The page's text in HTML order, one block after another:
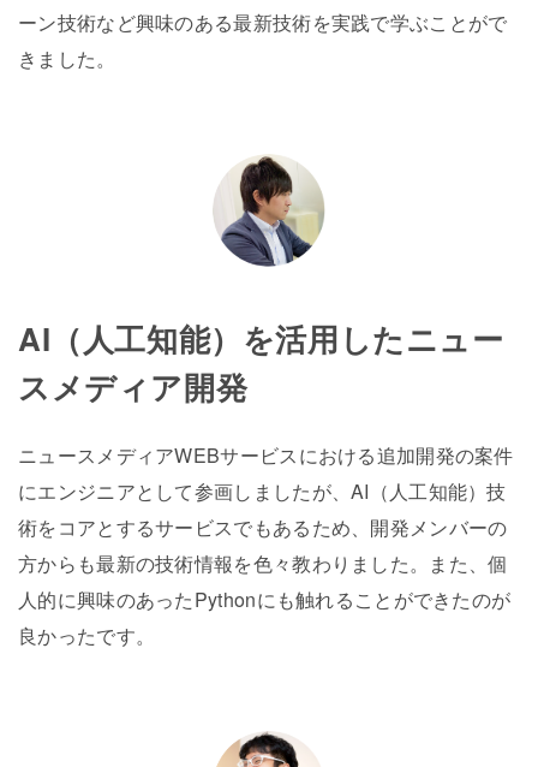
ーン技術など興味のある最新技術を実践で学ぶことがで
きました。
AI（人工知能）を活用したニュー
スメディア開発
ニュースメディアWEBサービスにおける追加開発の案件
にエンジニアとして参画しましたが、AI（人工知能）技
術をコアとするサービスでもあるため、開発メンバーの
方からも最新の技術情報を色々教わりました。また、個
人的に興味のあったPythonにも触れることができたのが
良かったです。